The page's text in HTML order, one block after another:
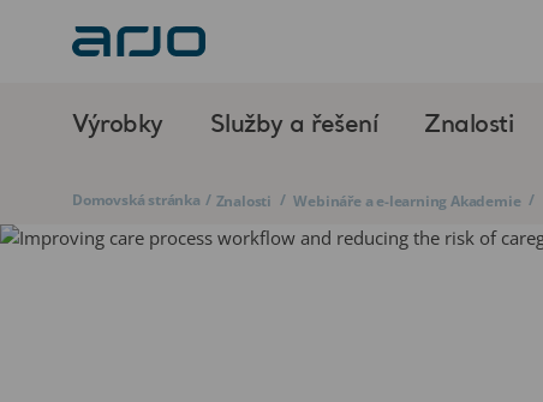
Výrobky Služby a řešení Znalosti
Domovská stránka / Znalosti / Webináře a e-learning Akademie /